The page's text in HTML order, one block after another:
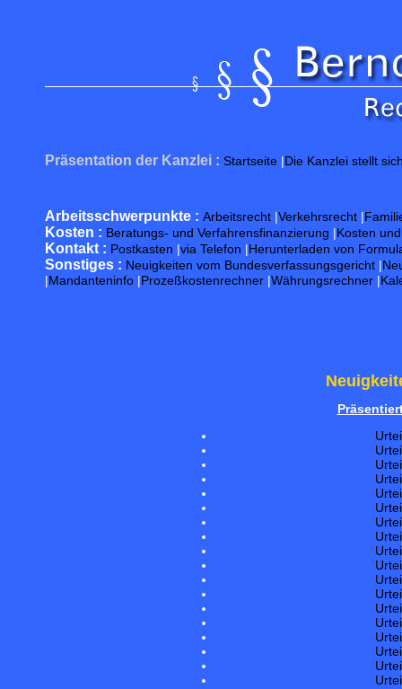
Präsentation der Kanzlei : Startseite |Die Kanzlei stellt
Arbeitsschwerpunkte : Arbeitsrecht |Verkehrsrecht |
Kosten : Beratungs- und Verfahrensfinanzierung |Kosten
Kontakt : Postkasten |via Telefon |Herunterladen von
Sonstiges : Neuigkeiten vom Bundesverfassungsgericht |
|Mandanteninfo |Prozeßkostenrechner |Währungsrechner |